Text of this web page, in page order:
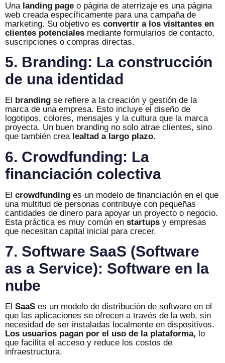
Una landing page o página de aterrizaje es una página
web creada específicamente para una campaña de
marketing. Su objetivo es convertir a los visitantes en
clientes potenciales mediante formularios de contacto,
suscripciones o compras directas.
5. Branding: La construcción
de una identidad
El branding se refiere a la creación y gestión de la
marca de una empresa. Esto incluye el diseño de
logotipos, colores, mensajes y la cultura que la marca
proyecta. Un buen branding no solo atrae clientes, sino
que también crea lealtad a largo plazo.
6. Crowdfunding: La
financiación colectiva
El crowdfunding es un modelo de financiación en el que
una multitud de personas contribuye con pequeñas
cantidades de dinero para apoyar un proyecto o negocio.
Esta práctica es muy común en startups y empresas
que necesitan capital inicial para crecer.
7. Software SaaS (Software
as a Service): Software en la
nube
El SaaS es un modelo de distribución de software en el
que las aplicaciones se ofrecen a través de la web, sin
necesidad de ser instaladas localmente en dispositivos.
Los usuarios pagan por el uso de la plataforma, lo
que facilita el acceso y reduce los costos de
infraestructura.